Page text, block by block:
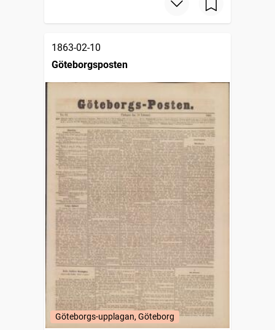
1863-02-10
Göteborgsposten
Göteborgs-upplagan, Göteborg